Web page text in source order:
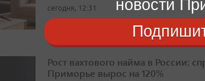
сегодня, 12:31
Рост вахтового найма в России:
Приморье вырос на 120%
новости